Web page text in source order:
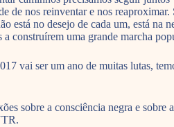
nos reinventar e nos
está no desejo de cada um, está
construírem uma grande marcha
vai ser um ano de muitas lutas,
sobre a consciência negra e